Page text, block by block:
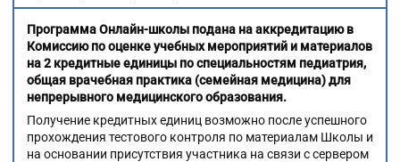
Программа Онлайн-школы подана на аккредитацию в
Комиссию по оценке учебных мероприятий и материалов
на 2 кредитные единицы по специальностям педиатрия,
общая врачебная практика (семейная медицина) для
непрерывного медицинского образования.
Получение кредитных единиц возможно после успешного
прохождения тестового контроля по материалам Школы и
на основании присутствия участника на связи с сервером